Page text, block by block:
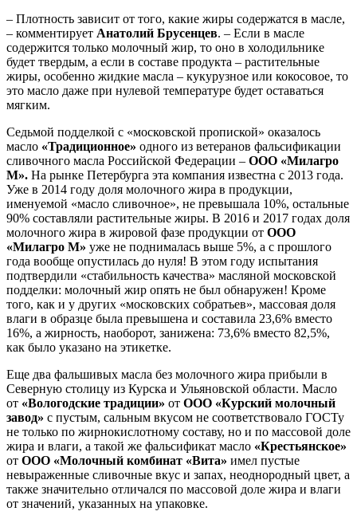
– Плотность зависит от того, какие жиры содержатся в масле,
– комментирует Анатолий Брусенцев. – Если в масле
содержится только молочный жир, то оно в холодильнике
будет твердым, а если в составе продукта – растительные
жиры, особенно жидкие масла – кукурузное или кокосовое, то
это масло даже при нулевой температуре будет оставаться
мягким.
Седьмой подделкой с «московской пропиской» оказалось
масло «Традиционное» одного из ветеранов фальсификации
сливочного масла Российской Федерации – ООО «Милагро
М». На рынке Петербурга эта компания известна с 2013 года.
Уже в 2014 году доля молочного жира в продукции,
именуемой «масло сливочное», не превышала 10%, остальные
90% составляли растительные жиры. В 2016 и 2017 годах доля
молочного жира в жировой фазе продукции от ООО
«Милагро М» уже не поднималась выше 5%, а с прошлого
года вообще опустилась до нуля! В этом году испытания
подтвердили «стабильность качества» масляной московской
подделки: молочный жир опять не был обнаружен! Кроме
того, как и у других «московских собратьев», массовая доля
влаги в образце была превышена и составила 23,6% вместо
16%, а жирность, наоборот, занижена: 73,6% вместо 82,5%,
как было указано на этикетке.
Еще два фальшивых масла без молочного жира прибыли в
Северную столицу из Курска и Ульяновской области. Масло
от «Вологодские традиции» от ООО «Курский молочный
завод» с пустым, сальным вкусом не соответствовало ГОСТу
не только по жирнокислотному составу, но и по массовой доле
жира и влаги, а такой же фальсификат масло «Крестьянское»
от ООО «Молочный комбинат «Вита» имел пустые
невыраженные сливочные вкус и запах, неоднородный цвет, а
также значительно отличался по массовой доле жира и влаги
от значений, указанных на упаковке.